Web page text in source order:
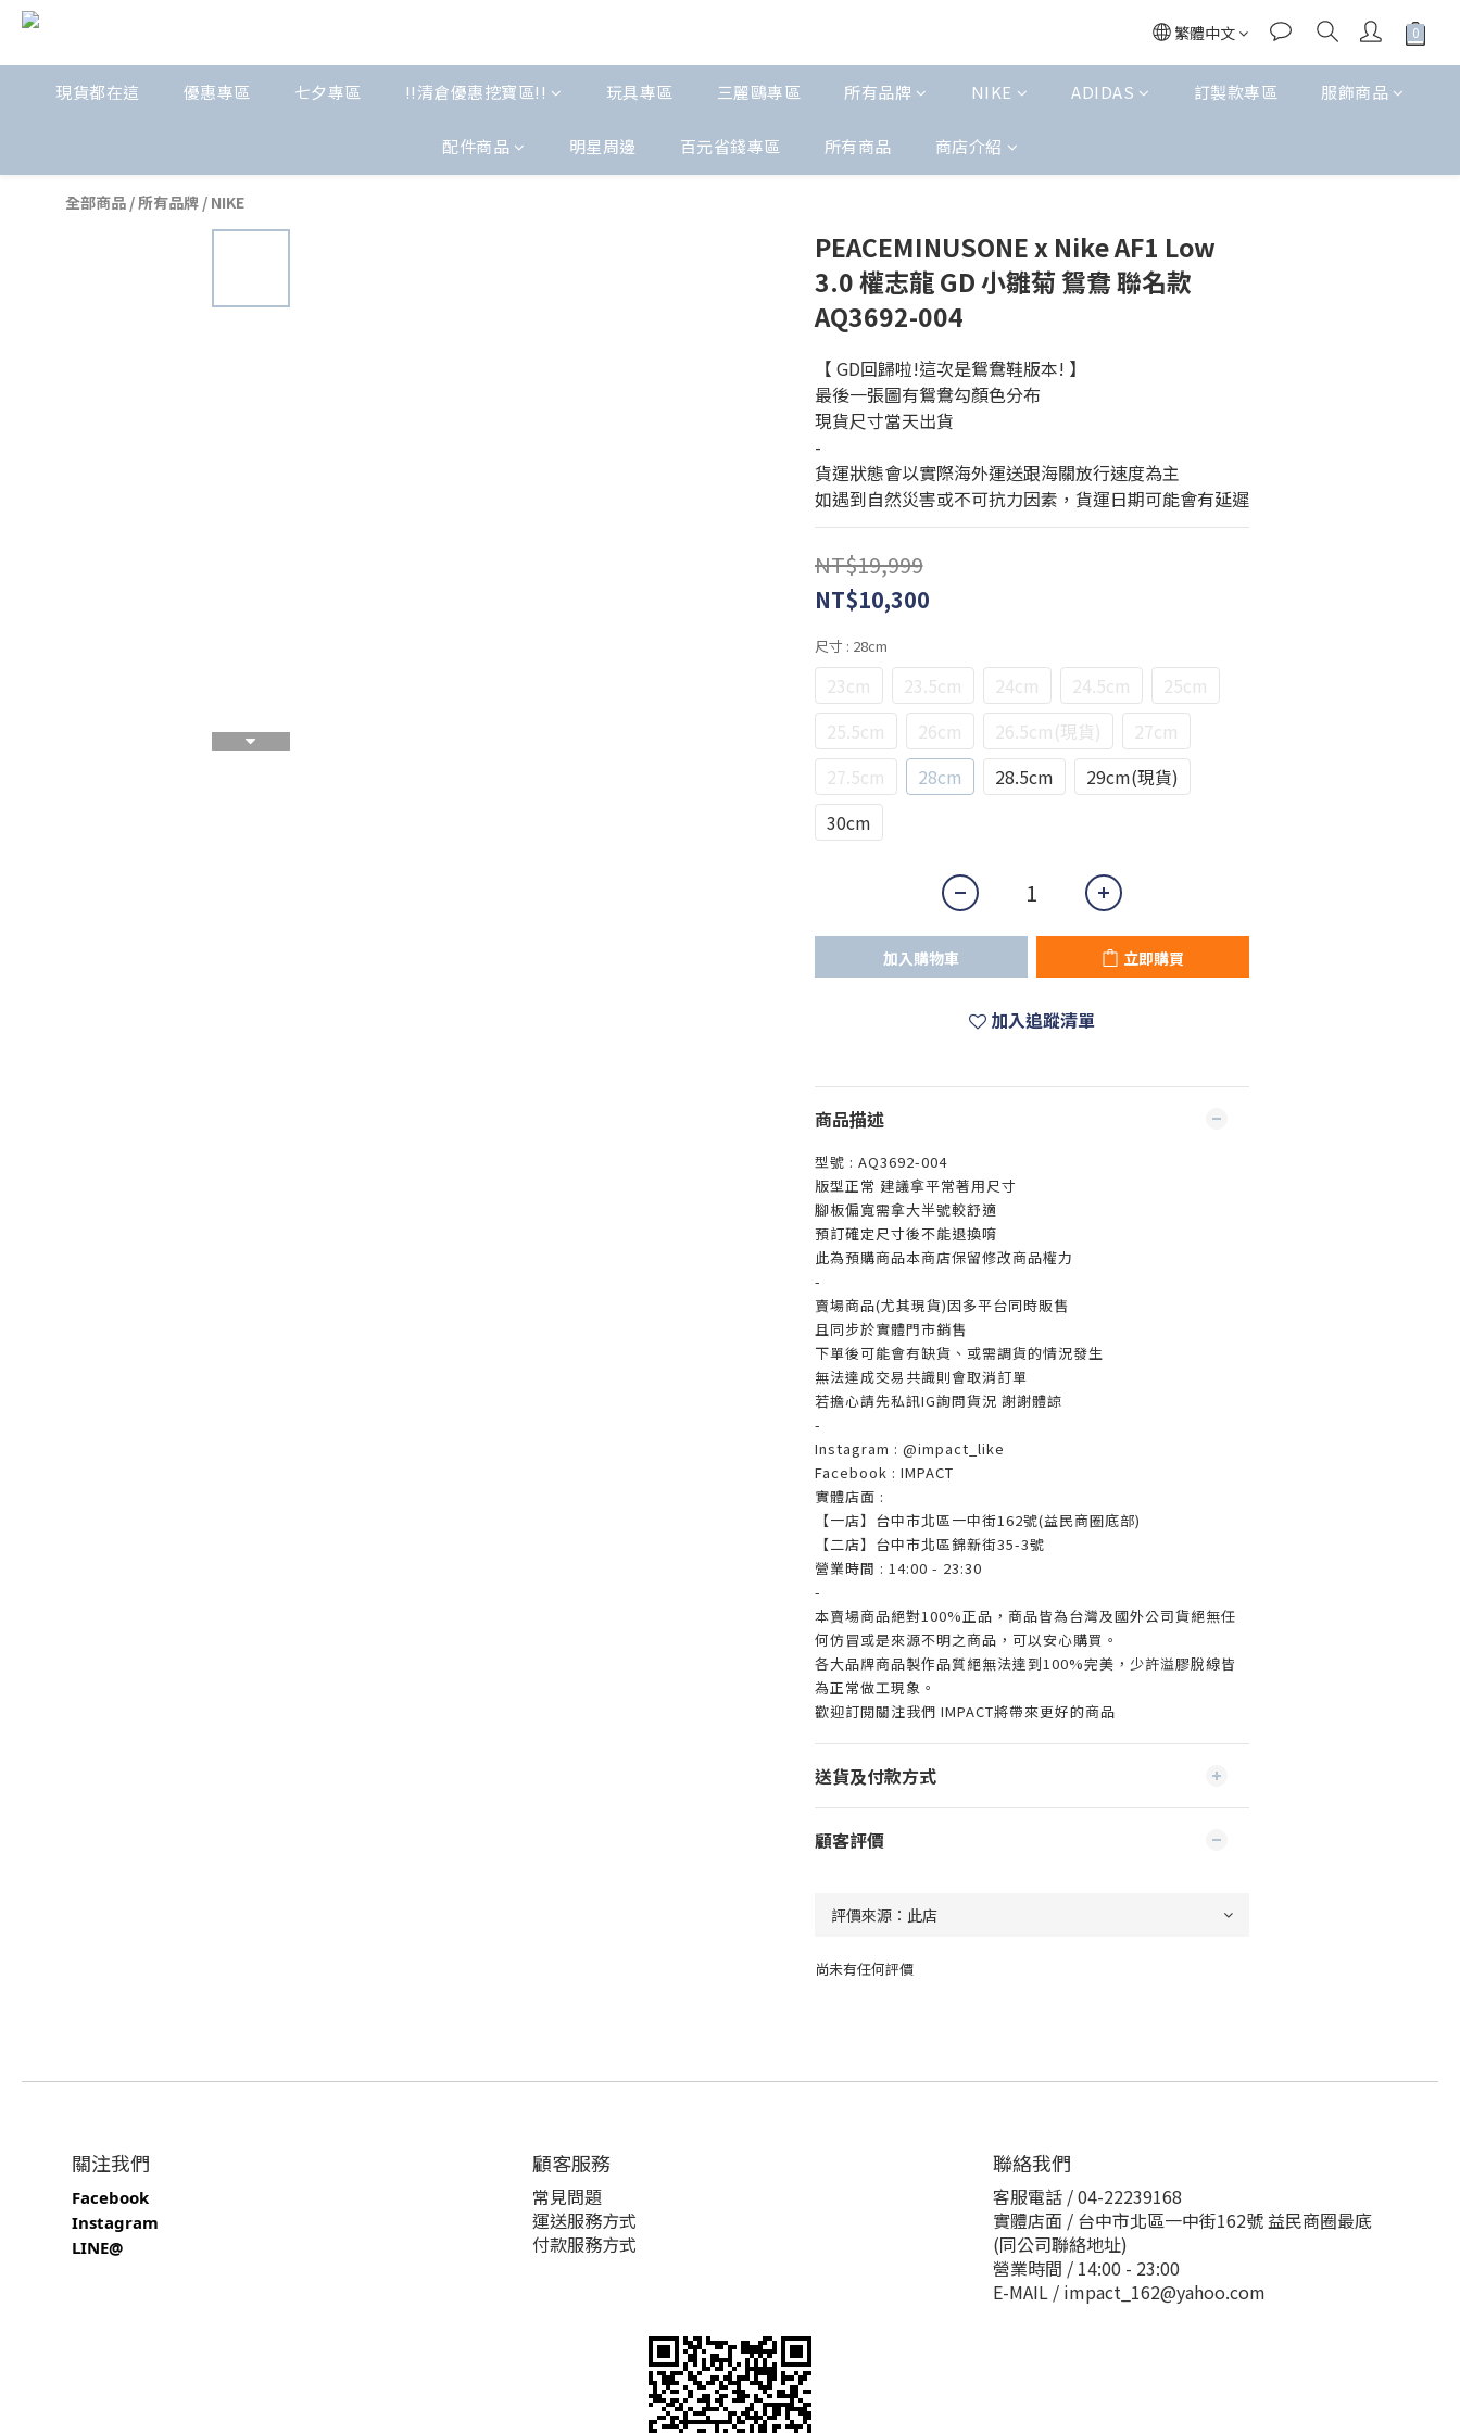
繁體中文
現貨都在這 優惠專區 七夕專區 !!清倉優惠挖寶區!! 玩具專區 三麗鷗專區 所有品牌 NIKE ADIDAS 訂製款專區 服飾商品
配件商品 明星周邊 百元省錢專區 所有商品 商店介紹
全部商品 /所有品牌 / NIKE
PEACEMINUSONE x Nike AF1 Low
3.0 權志龍 GD 小雛菊 鴛鴦 聯名款
AQ3692-004
【 GD回歸啦!這次是鴛鴦鞋版本! 】
最後一張圖有鴛鴦勾顏色分布
現貨尺寸當天出貨
-
貨運狀態會以實際海外運送跟海關放行速度為主
如遇到自然災害或不可抗力因素，貨運日期可能會有延遲
NT$19,999
NT$10,300
尺寸 : 28cm
23cm 23.5cm 24cm 24.5cm
25cm
25.5cm
26cm 26.5cm(現貨)
27cm
27.5cm
28cm 28.5cm
29cm(現貨)
30cm
加入購物車 立即購買
加入追蹤清單
商品描述
型號 : AQ3692-004
版型正常 建議拿平常著用尺寸
腳板偏寬需拿大半號較舒適
預訂確定尺寸後不能退換唷
此為預購商品本商店保留修改商品權力
-
賣場商品(尤其現貨)因多平台同時販售
且同步於實體門市銷售
下單後可能會有缺貨、或需調貨的情況發生
無法達成交易共識則會取消訂單
若擔心請先私訊IG詢問貨況 謝謝體諒
-
Instagram : @impact_like
Facebook : IMPACT
實體店面 :
【一店】台中市北區一中街162號(益民商圈底部)
【二店】台中市北區錦新街35-3號
營業時間 : 14:00 - 23:30
-
本賣場商品絕對100%正品，商品皆為台灣及國外公司貨絕無任
何仿冒或是來源不明之商品，可以安心購買。
各大品牌商品製作品質絕無法達到100%完美，少許溢膠脫線皆
為正常做工現象。
歡迎訂閱關注我們 IMPACT將帶來更好的商品
送貨及付款方式
顧客評價
尚未有任何評價
關注我們
Facebook
Instagram
LINE@
顧客服務
常見問題
運送服務方式
付款服務方式
聯絡我們
客服電話 / 04-22239168
實體店面 / 台中市北區一中街162號 益民商圈最底
(同公司聯絡地址)
營業時間 / 14:00 - 23:00
E-MAIL / impact_162@yahoo.com